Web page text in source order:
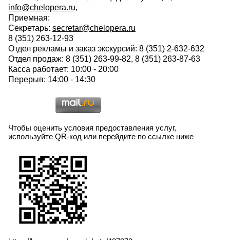
info@chelopera.ru,
Приемная:
Секретарь: secretar@chelopera.ru
8 (351) 263-12-93
Отдел рекламы и заказ экскурсий: 8 (351) 2-632-632
Отдел продаж: 8 (351) 263-99-82, 8 (351) 263-87-63
Касса работает: 10:00 - 20:00
Перерыв: 14:00 - 14:30
Чтобы оценить условия предоставления услуг,
используйте QR-код или перейдите по ссылке ниже